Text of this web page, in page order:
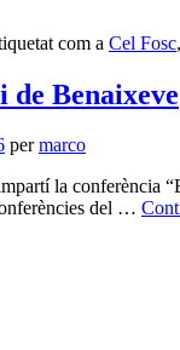
com a Cel Fosc,
de Benaixeve
per marco
la conferència
del …